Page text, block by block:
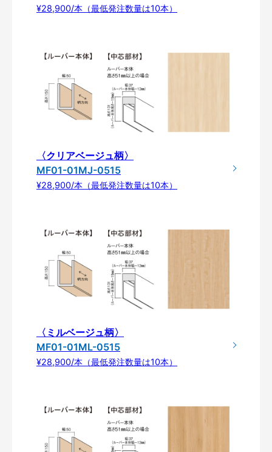
¥28,900/本（最低発注数量は10本）
〈クリアベージュ柄〉
MF01-01MJ-0515
¥28,900/本（最低発注数量は10本）
〈ミルベージュ柄〉
MF01-01ML-0515
¥28,900/本（最低発注数量は10本）